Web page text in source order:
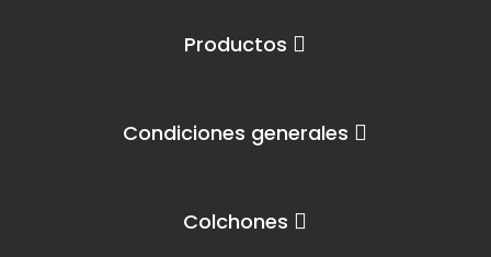
Productos
Condiciones generales
Colchones